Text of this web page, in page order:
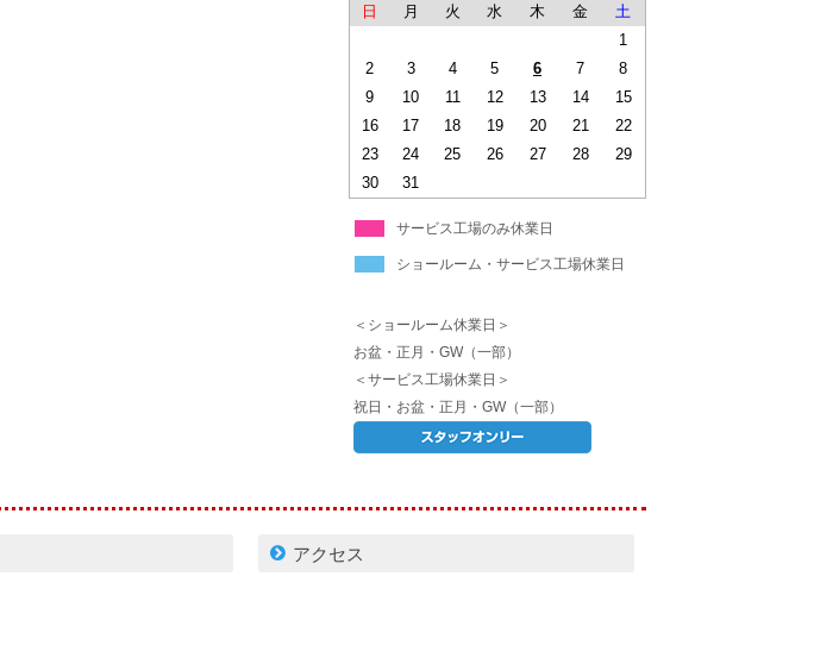
日
月 火 水 木 金
土
1
2
3 4 5 6 7
8
9
10 11 12 13 14
15
16
17 18 19 20 21
22
23
24 25 26 27 28
29
30
31
サービス工場のみ休業日
ショールーム・サービス工場休業日
＜ショールーム休業日＞
お盆・正月・GW（一部）
＜サービス工場休業日＞
祝日・お盆・正月・GW（一部）
アクセス